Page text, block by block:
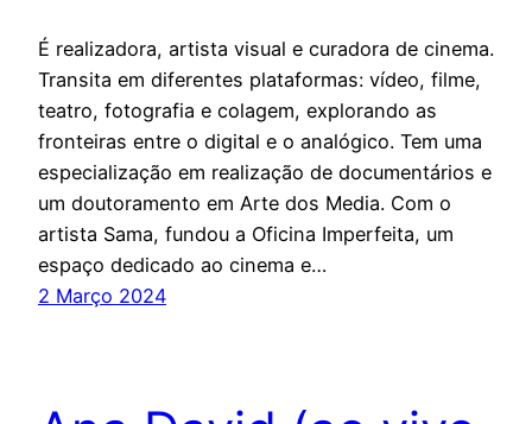
É realizadora, artista visual e curadora de cinema.
Transita em diferentes plataformas: vídeo, filme,
teatro, fotografia e colagem, explorando as
fronteiras entre o digital e o analógico. Tem uma
especialização em realização de documentários e
um doutoramento em Arte dos Media. Com o
artista Sama, fundou a Oficina Imperfeita, um
espaço dedicado ao cinema e…
2 Março 2024